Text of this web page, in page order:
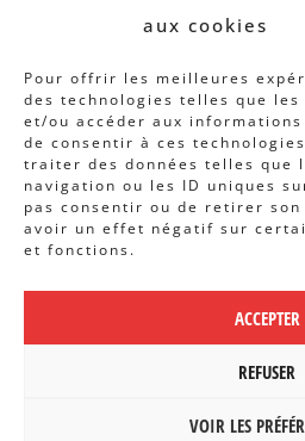
aux cookies
Pour offrir les meilleures
des technologies telles que
et/ou accéder aux
de consentir à ces
traiter des données telles que
navigation ou les ID uniques
pas consentir ou de retirer son
avoir un effet négatif sur
et fonctions.
ACCEPTER
REFUSER
VOIR LES
Rapports et analyses
Articles
AUTRES
Actions
Concertation
Archives
POLITIQUE DE
CBCS ASBL |
BANLIEUES